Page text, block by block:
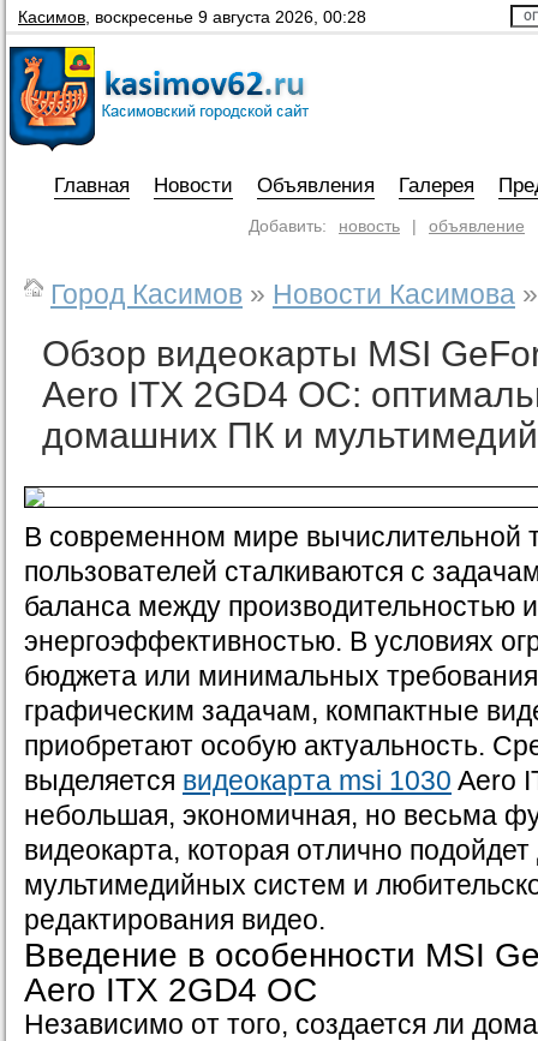
Касимов воскресенье 9 августа 2026, 00:28
Главная Новости Объявления Галерея
Добавить: новость | объявление
Город Касимов » Новости Касимова »
Обзор видеокарты MSI
Aero ITX 2GD4 OC:
домашних ПК и
В современном мире вычислительной
пользователей сталкиваются с
баланса между производительностью и
энергоэффективностью. В условиях
бюджета или минимальных
графическим задачам, компактные
приобретают особую актуальность.
выделяется видеокарта msi 1030 Aero
небольшая, экономичная, но весьма
видеокарта, которая отлично
мультимедийных систем и
редактирования видео.
Введение в особенности MSI
Aero ITX 2GD4 OC
Независимо от того, создается ли